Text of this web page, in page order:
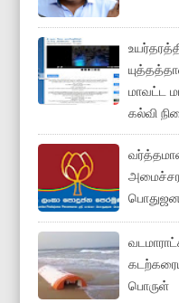
மாவட்ட
கல்வி
பொருள்